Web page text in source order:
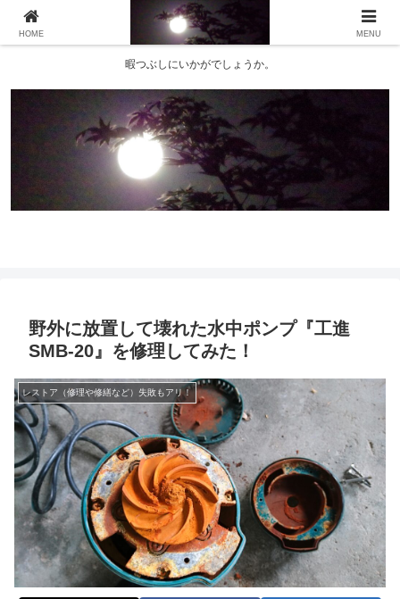
暇つぶしにいかがでしょうか。
野外に放置して壊れた水中ポンプ『工進
SMB-20』を修理してみた！
レストア（修理や修繕など）失敗もアリ！
HOME MENU